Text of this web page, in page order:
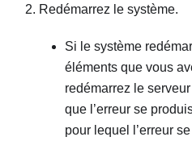
Redémarrez le système.
Si le système
éléments que vous
redémarrez le
que l’erreur se
pour lequel l’erreur